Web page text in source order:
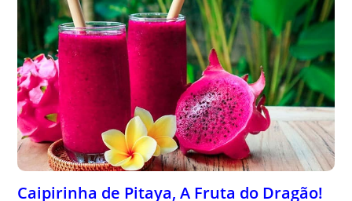
Caipirinha de Pitaya, A Fruta do Dragão!